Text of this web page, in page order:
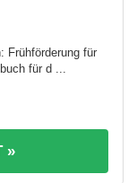
Frühförderung für
für d ...
»